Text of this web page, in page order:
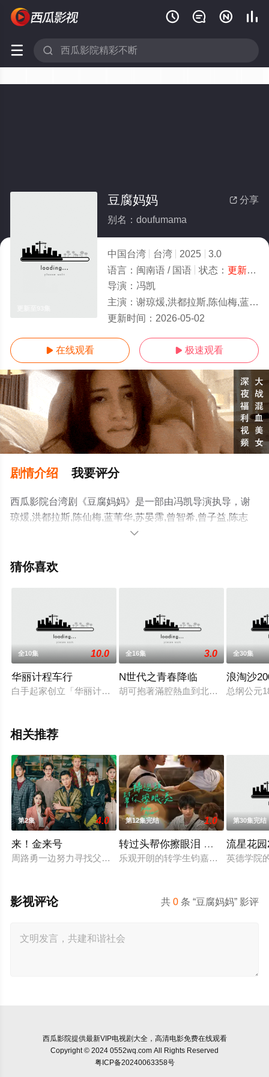
   
 
 分享
豆腐妈妈
别名：doufumama
中国台湾 台湾 2025
3.0
语言： 闽南语 / 国语 状态： 更新至93集
导演： 冯凯
主演： 谢琼煖,洪都拉斯,陈仙梅,蓝苇华,苏晏霈,曾智希,曾子益,陈志强,郭忠祐,李之勤,潘奕如,范瑞君,王耿豪,吴铃山,张
更新时间： 2026-05-02
 在线观看  极速观看
剧情介绍 我要评分
西瓜影院台湾剧《豆腐妈妈》是一部由冯凯导演执导，谢
琼煖,洪都拉斯,陈仙梅,蓝苇华,苏晏霈,曾智希,曾子益,陈志
强,郭忠祐,李之勤,潘奕如,范瑞君,王耿豪,吴铃山,张倩,李运
机免费观看高清未删减完整版电视剧全集就上西瓜影视，

猜你喜欢
全10集 10.0
华丽计程车行
白手起家创立「华丽计程车行」的老板陈源森（郭子乾 饰），
全16集 3.0
N世代之青春降临
胡可抱著滿腔熱血到北京發展卻遭受
全30集
浪淘沙
总纲公元
相关推荐
第2集 4.0
来！金来号
周路勇一边努力寻找父亲死亡真相，一边努力维持家族餐厅运营
第12集完结 1.0
转过头帮你擦眼泪 轉過頭幫你擦
乐观开朗的转学生钧嘉，习惯用笑容
第30集完结
流星花园
英德学院
共0 条 “豆腐妈妈” 影评
影视评论
西瓜影院提供最新VIP电视剧大全，高清电影免费在线观看
Copyright © 2024 0552wq.com All Rights Reserved
粤ICP备20240063358号